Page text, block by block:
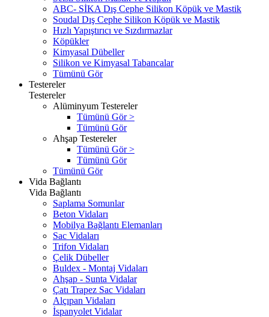
ABC- SİKA Dış Cephe Silikon Köpük ve Mastik
Soudal Dış Cephe Silikon Köpük ve Mastik
Hızlı Yapıştırıcı ve Sızdırmazlar
Köpükler
Kimyasal Dübeller
Silikon ve Kimyasal Tabancalar
Tümünü Gör
Testereler
Testereler
Alüminyum Testereler
Tümünü Gör >
Tümünü Gör
Ahşap Testereler
Tümünü Gör >
Tümünü Gör
Tümünü Gör
Vida Bağlantı
Vida Bağlantı
Saplama Somunlar
Beton Vidaları
Mobilya Bağlantı Elemanları
Sac Vidaları
Trifon Vidaları
Çelik Dübeller
Buldex - Montaj Vidaları
Ahşap - Sunta Vidalar
Çatı Trapez Sac Vidaları
Alçıpan Vidaları
İspanyolet Vidalar